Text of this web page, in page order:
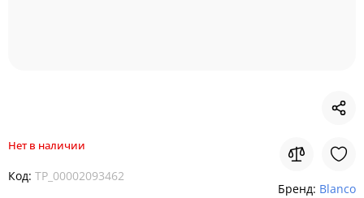
Нет в наличии
Код: TP_00002093462
Бренд: Blanco